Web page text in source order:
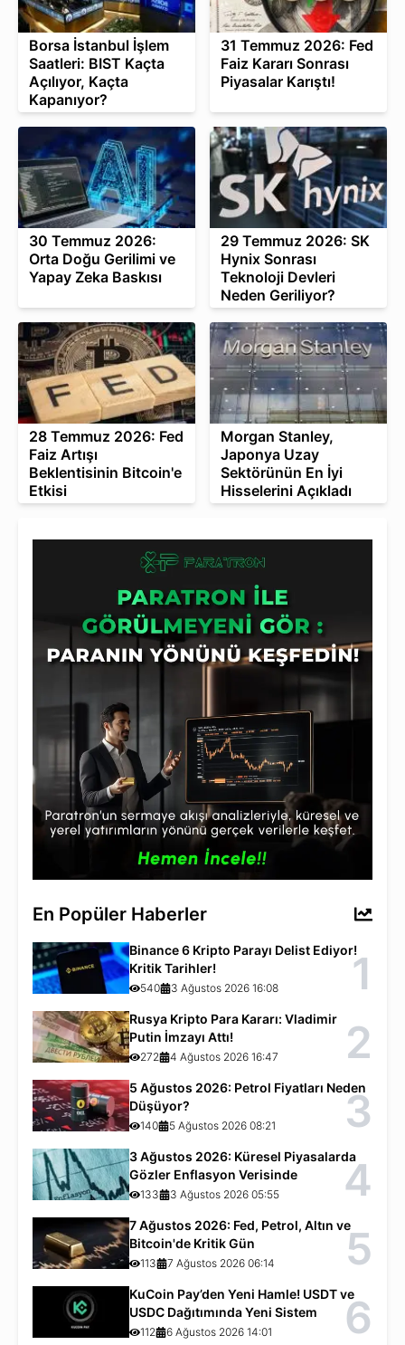
Borsa İstanbul İşlem
Saatleri: BIST Kaçta
Açılıyor, Kaçta
Kapanıyor?
31 Temmuz 2026: Fed
Faiz Kararı Sonrası
Piyasalar Karıştı!
30 Temmuz 2026:
Orta Doğu Gerilimi ve
Yapay Zeka Baskısı
29 Temmuz 2026: SK
Hynix Sonrası
Teknoloji Devleri
Neden Geriliyor?
28 Temmuz 2026: Fed
Faiz Artışı
Beklentisinin Bitcoin'e
Etkisi
Morgan Stanley,
Japonya Uzay
Sektörünün En İyi
Hisselerini Açıkladı
En Popüler Haberler
Binance 6 Kripto Parayı Delist Ediyor!
Kritik Tarihler!
540 3 Ağustos 2026 16:08 1
Rusya Kripto Para Kararı: Vladimir
Putin İmzayı Attı!
272 4 Ağustos 2026 16:47 2
5 Ağustos 2026: Petrol Fiyatları Neden
Düşüyor?
140 5 Ağustos 2026 08:21 3
3 Ağustos 2026: Küresel Piyasalarda
Gözler Enflasyon Verisinde
133 3 Ağustos 2026 05:55 4
7 Ağustos 2026: Fed, Petrol, Altın ve
Bitcoin'de Kritik Gün
113 7 Ağustos 2026 06:14 5
KuCoin Pay’den Yeni Hamle! USDT ve
USDC Dağıtımında Yeni Sistem
112 6 Ağustos 2026 14:01 6